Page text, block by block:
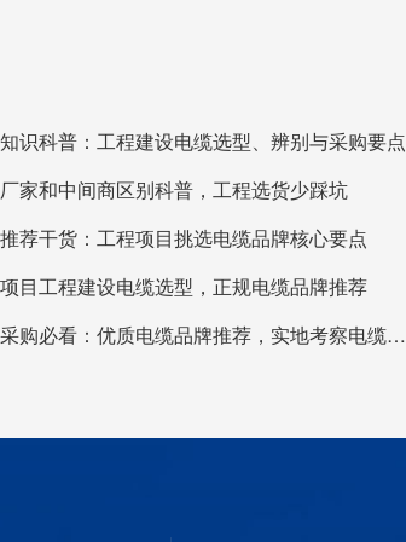
识科普：工程建设电缆选型、辨别与采购要点
家和中间商区别科普，工程选货少踩坑
荐干货：工程项目挑选电缆品牌核心要点
目工程建设电缆选型，正规电缆品牌推荐
山东工程采购必看：优质电缆品牌推荐，实地考察电缆源头厂家